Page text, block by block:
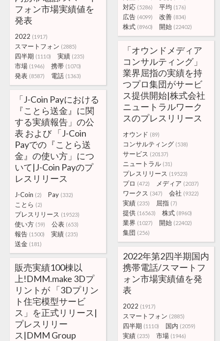
対応 (5286) 平均 (176)
広告 (4099) 改善 (834)
株式 (8960) 開始 (22402)
フォン市場実績値を
発表
2022 (1917)
スマートフォン (2885)
四半期 (1110) 実績 (235)
市場 (1946) 携帯 (1070)
発表 (8587) 電話 (1363)
「オウンドメディア
コンサルティング」
業界屈指の実績を持
つプロ集団がサービ
ス提供開始|株式会社
ニュートラルワーク
スのプレスリリース
オウンド (89)
コンサルティング (538)
サービス (20137)
ニュートラル (31)
プレスリリース (19523)
プロ (472) メディア (2037)
ワークス (347) 会社 (9322)
実績 (235) 屈指 (7)
提供 (16563) 株式 (8960)
業界 (1027) 開始 (22402)
集団 (256)
「J-Coin Payにおける
『ことら送金』に関
する実績報告」の公
表 および 「J-Coin
Payでの『ことら送
金』の使い方」につ
いて|J-Coin Payのプ
レスリリース
J-Coin (2) Pay (332)
ことら (2)
プレスリリース (19523)
使い方 (59) 公表 (653)
報告 (1500) 実績 (235)
送金 (181)
2022年第2四半期国内
携帯電話/スマートフ
ォン市場実績値を発
表
2022 (1917)
スマートフォン (2885)
四半期 (1110) 国内 (2059)
実績 (235) 市場 (1946)
販売実績100棟以
上!DMM.make 3Dプ
リントが 「3Dプリン
ト住宅模型サービ
ス」を正式リリース|
プレスリリー
ス|DMM Group